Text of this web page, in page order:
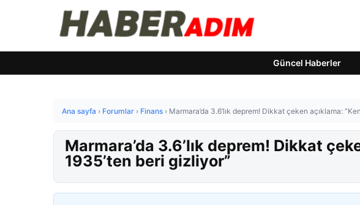
Güncel Haberler
Ana sayfa › Forumlar › Finans › Marmara’da 3.6’lık deprem! Dikkat çeken açıklama:
Marmara’da 3.6’lık deprem! Dikkat
1935’ten beri gizliyor”